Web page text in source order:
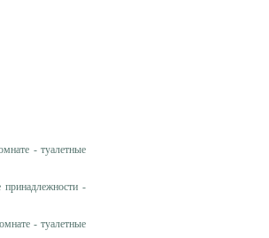
- туалетные
-
- туалетные